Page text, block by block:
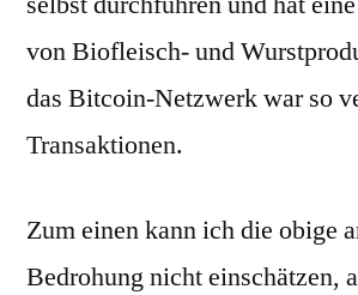
von Biofleisch- und
das Bitcoin-Netzwerk war so
Transaktionen.
Zum einen kann ich die obige
Bedrohung nicht einschätzen,